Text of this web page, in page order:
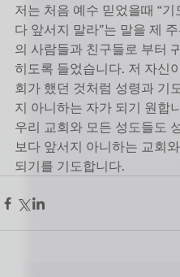
저는 처음 예수 믿었을때 “기
다 앞서지 말라”는 말을 제
의 사람들과 친구들로 부터
히도록 들었습니다. 저 자신
회가 했던 것처럼 성령과 기
지 아니하는 자가 되기 원합
우리 교회와 모든 성도들도
보다 앞서지 아니하는 교회
되기를 기도합니다.